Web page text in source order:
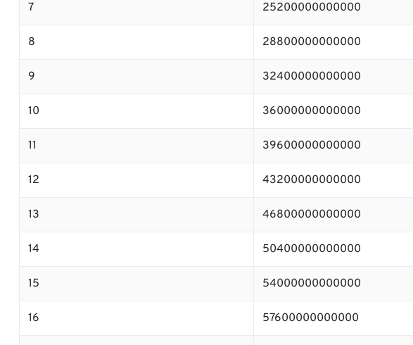
7 25200000000000
8 28800000000000
9 32400000000000
10 36000000000000
11 39600000000000
12 43200000000000
13 46800000000000
14 50400000000000
15 54000000000000
16 57600000000000